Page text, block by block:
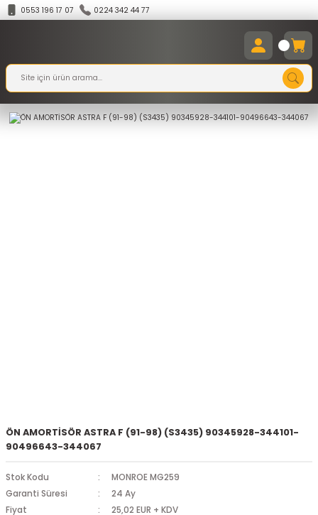
0553 196 17 07 0224 342 44 77
ÖN AMORTİSÖR ASTRA F (91-98) (S3435) 90345928-344101-
90496643-344067
Stok Kodu
MONROE MG259
Garanti Süresi
24 Ay
Fiyat
25,02 EUR + KDV